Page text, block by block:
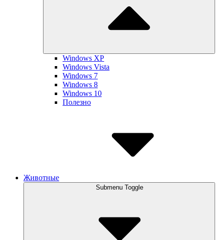
Windows XP
Windows Vista
Windows 7
Windows 8
Windows 10
Полезно
Животные
Submenu Toggle